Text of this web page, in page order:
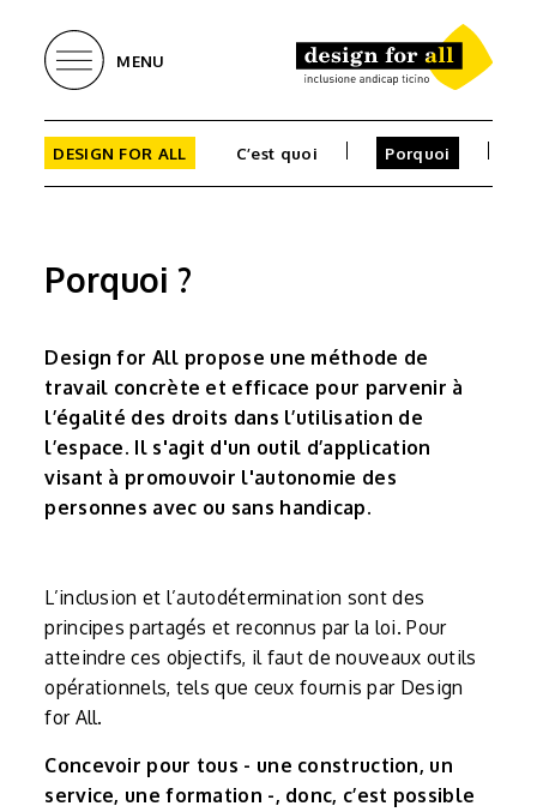
MENU
DESIGN FOR ALL C’est quoi Porquoi
Porquoi ?
Design for All propose une méthode de
travail concrète et efficace pour parvenir à
l’égalité des droits dans l’utilisation de
l’espace. Il s'agit d'un outil d’application
visant à promouvoir l'autonomie des
personnes avec ou sans handicap.
L’inclusion et l’autodétermination sont des
principes partagés et reconnus par la loi. Pour
atteindre ces objectifs, il faut de nouveaux outils
opérationnels, tels que ceux fournis par Design
for All.
Concevoir pour tous - une construction, un
service, une formation -, donc, c’est possible